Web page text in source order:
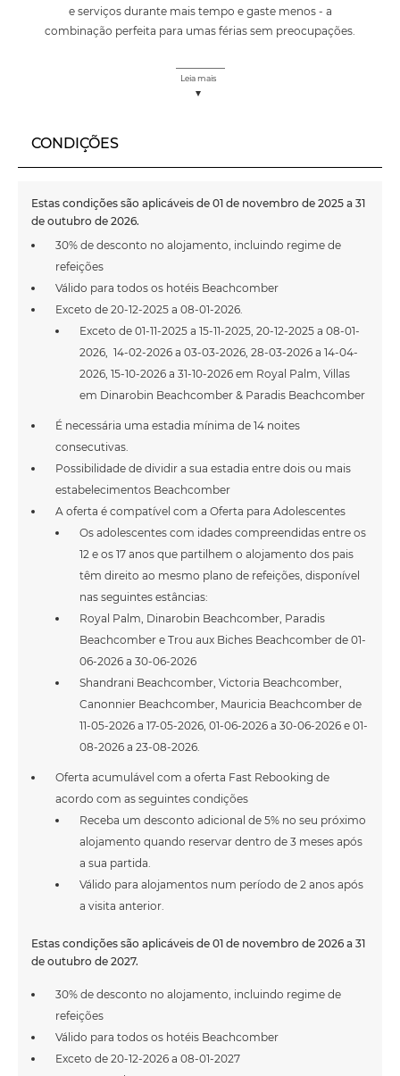
e serviços durante mais tempo e gaste menos - a
combinação perfeita para umas férias sem preocupações.
Leia mais
CONDIÇÕES
Estas condições são aplicáveis de 01 de novembro de 2025 a 31
de outubro de 2026.
30% de desconto no alojamento, incluindo regime de
refeições
Válido para todos os hotéis Beachcomber
Exceto de 20-12-2025 a 08-01-2026.
Exceto de 01-11-2025 a 15-11-2025, 20-12-2025 a 08-01-
2026, 14-02-2026 a 03-03-2026, 28-03-2026 a 14-04-
2026, 15-10-2026 a 31-10-2026 em Royal Palm, Villas
em Dinarobin Beachcomber & Paradis Beachcomber
É necessária uma estadia mínima de 14 noites
consecutivas.
Possibilidade de dividir a sua estadia entre dois ou mais
estabelecimentos Beachcomber
A oferta é compatível com a Oferta para Adolescentes
Os adolescentes com idades compreendidas entre os
12 e os 17 anos que partilhem o alojamento dos pais
têm direito ao mesmo plano de refeições, disponível
nas seguintes estâncias:
Royal Palm, Dinarobin Beachcomber, Paradis
Beachcomber e Trou aux Biches Beachcomber de 01-
06-2026 a 30-06-2026
Shandrani Beachcomber, Victoria Beachcomber,
Canonnier Beachcomber, Mauricia Beachcomber de
11-05-2026 a 17-05-2026, 01-06-2026 a 30-06-2026 e 01-
08-2026 a 23-08-2026.
Oferta acumulável com a oferta Fast Rebooking de
acordo com as seguintes condições
Receba um desconto adicional de 5% no seu próximo
alojamento quando reservar dentro de 3 meses após
a sua partida.
Válido para alojamentos num período de 2 anos após
a visita anterior.
Estas condições são aplicáveis de 01 de novembro de 2026 a 31
de outubro de 2027.
30% de desconto no alojamento, incluindo regime de
refeições
Válido para todos os hotéis Beachcomber
Exceto de 20-12-2026 a 08-01-2027